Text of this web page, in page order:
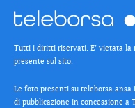
Tutti i diritti riservati. E’ vietata la
presente sul sito.
Le foto presenti su
di pubblicazione in concessione a